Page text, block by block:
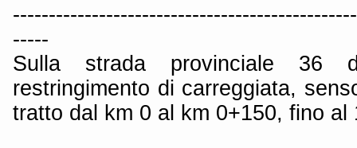
-----
Sulla strada provinciale 36
restringimento di carreggiata,
tratto dal km 0 al km 0+150, fino al